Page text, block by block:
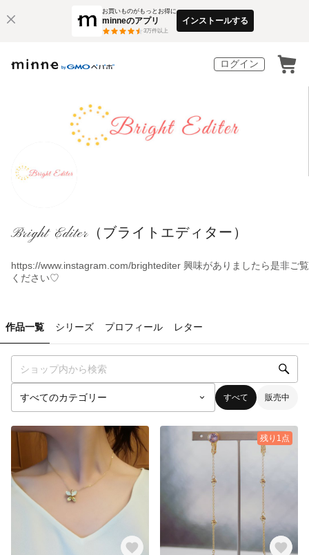
お買いものがもっとお得に
minneのアプリ
3万件以上
インストールする
ログイン
Bright Editer（ブライトエディター）
https://www.instagram.com/brightediter 興味がありましたら是非ご覧
ください♡
作品一覧 シリーズ プロフィール レター
すべて 販売中
残り1点